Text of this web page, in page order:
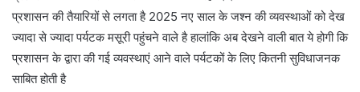
प्रशासन की तैयारियों से लगता है 2025 नए साल के जश्न की व्यवस्थाओं को देख
ज्यादा से ज्यादा पर्यटक मसूरी पहुंचने वाले है हालांकि अब देखने वाली बात ये होगी कि
प्रशासन के द्वारा की गई व्यवस्थाएं आने वाले पर्यटकों के लिए कितनी सुविधाजनक
साबित होती है